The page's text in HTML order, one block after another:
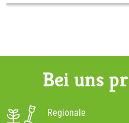
Bei uns
Regionale